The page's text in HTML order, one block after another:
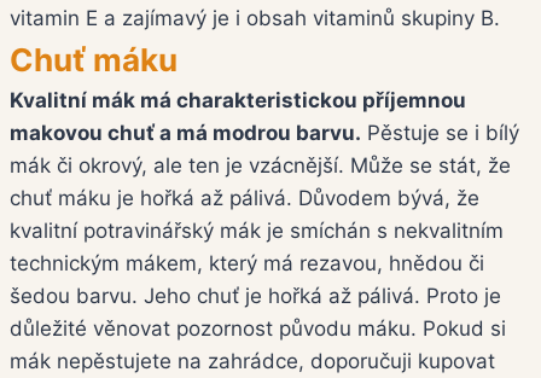
vitamin E a zajímavý je i obsah vitaminů skupiny B.
Chuť máku
Kvalitní mák má charakteristickou příjemnou
makovou chuť a má modrou barvu. Pěstuje se i bílý
mák či okrový, ale ten je vzácnější. Může se stát, že
chuť máku je hořká až pálivá. Důvodem bývá, že
kvalitní potravinářský mák je smíchán s nekvalitním
technickým mákem, který má rezavou, hnědou či
šedou barvu. Jeho chuť je hořká až pálivá. Proto je
důležité věnovat pozornost původu máku. Pokud si
mák nepěstujete na zahrádce, doporučuji kupovat